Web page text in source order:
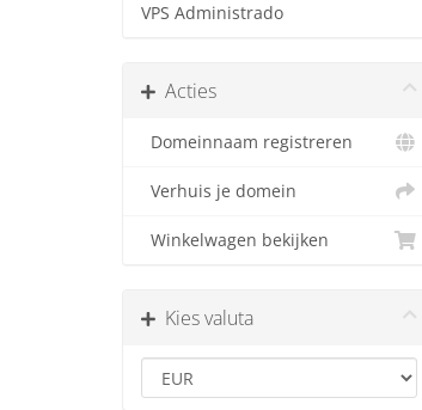
VPS Administrado
Acties
Domeinnaam registreren
Verhuis je domein
Winkelwagen bekijken
Kies valuta